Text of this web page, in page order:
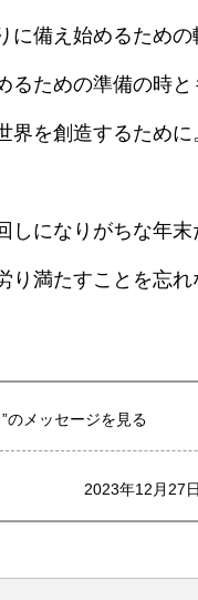
に備え始めるための
ための準備の時と
界を創造するために
になりがちな年末
り満たすことを忘れ
のメッセージを見る
2023年12月27